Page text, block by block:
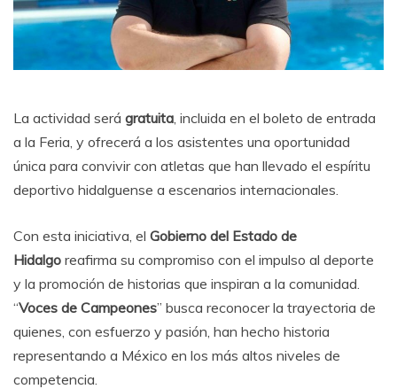
La actividad será gratuita , incluida en el boleto de entrada
a la Feria, y ofrecerá a los asistentes una oportunidad
única para convivir con atletas que han llevado el espíritu
deportivo hidalguense a escenarios internacionales.
Con esta iniciativa, el Gobierno del Estado de
Hidalgo reafirma su compromiso con el impulso al deporte
y la promoción de historias que inspiran a la comunidad.
“Voces de Campeones” busca reconocer la trayectoria de
quienes, con esfuerzo y pasión, han hecho historia
representando a México en los más altos niveles de
competencia.